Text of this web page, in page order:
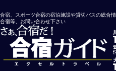
合宿、スポーツ合宿の宿泊施設や貸切バスの総合
合宿等、お問い合わせ下さい